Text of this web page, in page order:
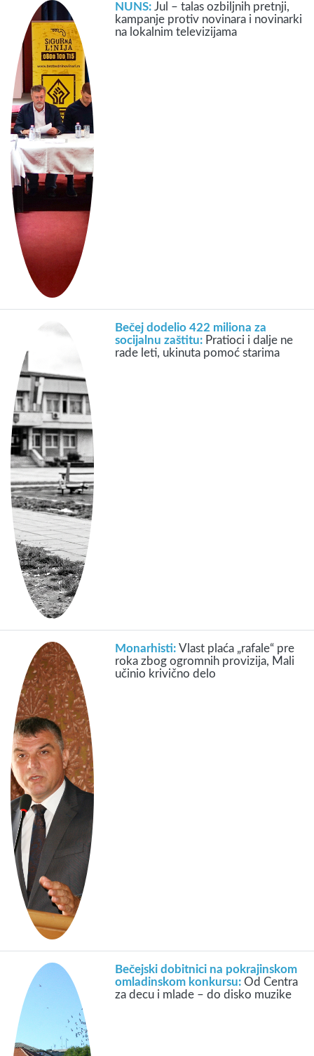
NUNS:Jul – talas ozbiljnih pretnji,
kampanje protiv novinara i novinarki
na lokalnim televizijama
Bečej dodelio 422 miliona za
socijalnu zaštitu: Pratioci i dalje ne
rade leti, ukinuta pomoć starima
Monarhisti:Vlast plaća „rafale“ pre
roka zbog ogromnih provizija, Mali
učinio krivično delo
Bečejski dobitnici na pokrajinskom
omladinskom konkursu:Od Centra
za decu i mlade – do disko muzike